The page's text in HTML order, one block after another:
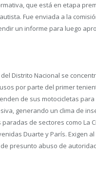
que está en etapa
Fue enviada a la
un informe para luego
Distrito Nacional se
por parte del primer
de sus motocicletas
generando un clima de
de sectores como La
Duarte y París. Exigen
presunto abuso de